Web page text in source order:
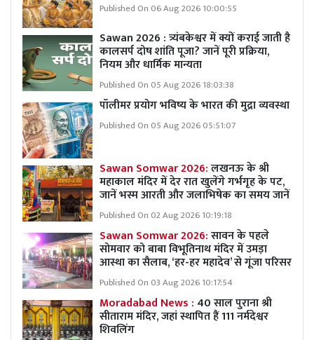
Published On 06 Aug 2026 10:00:55
Sawan 2026 : त्र्यंबकेश्वर में क्यों कराई जाती है
कालसर्प दोष शांति पूजा? जानें पूरी प्रक्रिया,
नियम और धार्मिक मान्यता
Published On 05 Aug 2026 18:03:38
पॉलीमर प्रयोग भविष्य के भारत की मुद्रा व्यवस्था
Published On 05 Aug 2026 05:51:07
Sawan Somwar 2026:लखनऊ के श्री
महाकाल मंदिर में देर रात खुलेंगे गर्भगृह के पट,
जानें भस्म आरती और जलाभिषेक का समय जानें
Published On 02 Aug 2026 10:19:18
Sawan Somwar 2026:सावन के पहले
सोमवार को बाबा विभूतिनाथ मंदिर में उमड़ा
आस्था का सैलाब, ‘हर-हर महादेव’ से गूंजा परिसर
Published On 03 Aug 2026 10:17:54
Moradabad News : 40 साल पुराना श्री
सीताराम मंदिर, जहां स्थापित हैं 111 नर्मदेश्वर
शिवलिंग